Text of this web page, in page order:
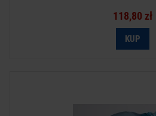
118,80 zł